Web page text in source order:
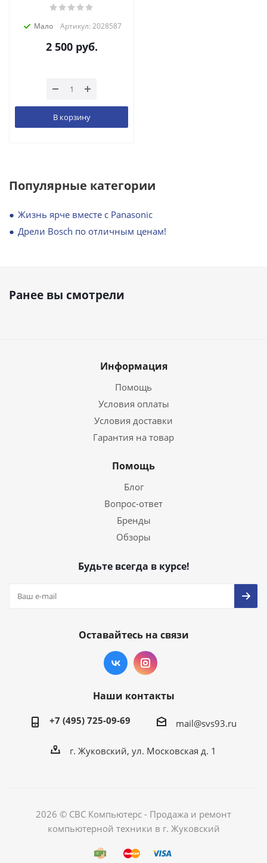
Мало Артикул: 2028587
2 500руб.
В корзину
Популярные категории
Жизнь ярче вместе с Panasonic
Дрели Bosch по отличным ценам!
Ранее вы смотрели
Информация
Помощь
Условия оплаты
Условия доставки
Гарантия на товар
Помощь
Блог
Вопрос-ответ
Бренды
Обзоры
Будьте всегда в курсе!
Оставайтесь на связи
Наши контакты
+7 (495) 725-09-69 mail@svs93.ru
г. Жуковский, ул. Московская д. 1
2026 © СВС Компьютерс - Продажа и ремонт
компьютерной техники в г. Жуковский